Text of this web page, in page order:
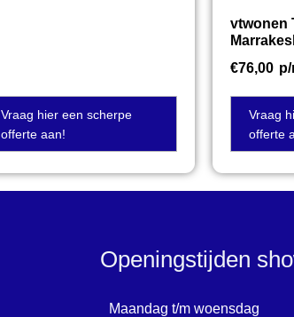
Vraag hier een scherpe
offerte aan!
vtwonen
€76,00 p/
Vraag
offerte
Openingstijden
Maandag t/m woensdag